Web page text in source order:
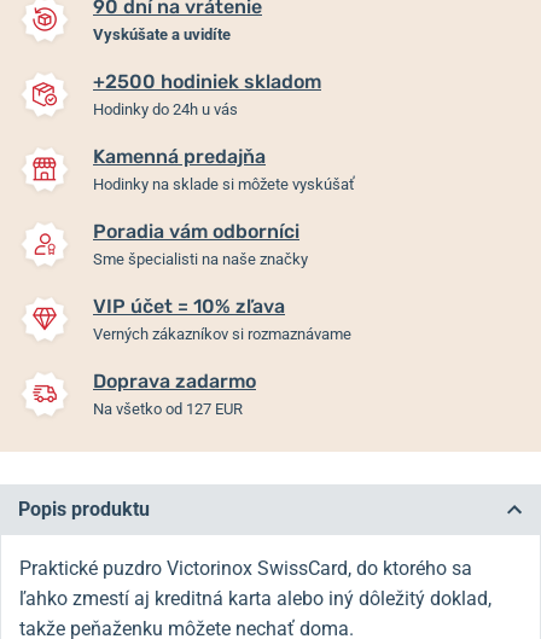
90 dní na vrátenie
Vyskúšate a uvidíte
+2500 hodiniek skladom
Hodinky do 24h u vás
Kamenná predajňa
Hodinky na sklade si môžete vyskúšať
Poradia vám odborníci
Sme špecialisti na naše značky
VIP účet = 10% zľava
Verných zákazníkov si rozmaznávame
Doprava zadarmo
Na všetko od 127 EUR
Popis produktu
Praktické puzdro Victorinox SwissCard, do ktorého sa
ľahko zmestí aj kreditná karta alebo iný dôležitý doklad,
takže peňaženku môžete nechať doma.